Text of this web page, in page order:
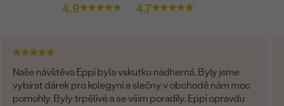
4.9 4.7
Naše návštěva Eppi byla vskutku nádherná. Byly jsme
vybírat dárek pro kolegyni a slečny v obchodě nám moc
pomohly. Byly trpělivé a se vším poradily. Eppi opravdu